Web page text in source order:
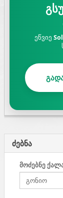
ეწვიე
ძებნა
მოძებნე